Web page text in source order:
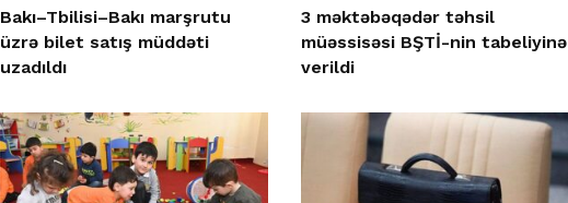
Bakı–Tbilisi–Bakı marşrutu
üzrə bilet satış müddəti
uzadıldı
3 məktəbəqədər təhsil
müəssisəsi BŞTİ-nin tabeliyinə
verildi